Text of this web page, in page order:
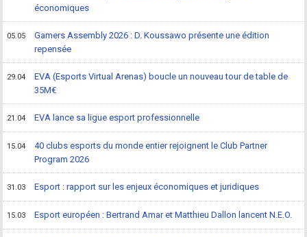
économiques
05.05
Gamers Assembly 2026 : D. Koussawo présente une édition
repensée
29.04
EVA (Esports Virtual Arenas) boucle un nouveau tour de table de
35M€
21.04 EVA lance sa ligue esport professionnelle
15.04
40 clubs esports du monde entier rejoignent le Club Partner
Program 2026
31.03 Esport : rapport sur les enjeux économiques et juridiques
15.03 Esport européen : Bertrand Amar et Matthieu Dallon lancent N.E.O.